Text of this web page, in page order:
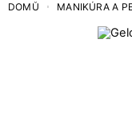
DOMŮ MANIKÚRA A